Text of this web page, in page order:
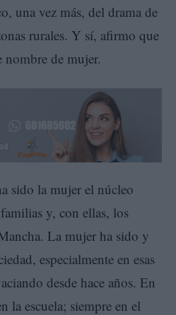
una vez más, del drama de
rurales. Y sí, afirmo que
nombre de mujer.
sido la mujer el núcleo
y, con ellas, los
La mujer ha sido y
especialmente en esas
desde hace años. En
la escuela; siempre en el